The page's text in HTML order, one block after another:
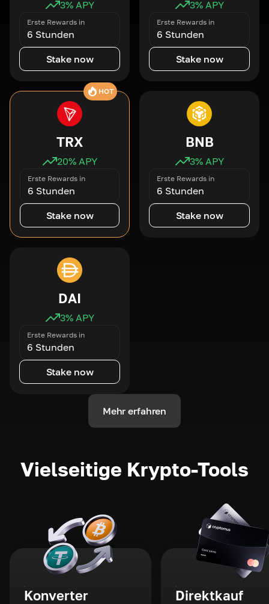
3% APY
Erste Rewards in
6 Stunden
Stake now
3% APY
Erste Rewards in
6 Stunden
Stake now
HOT
TRX
20% APY
Erste Rewards in
6 Stunden
Stake now
BNB
3% APY
Erste Rewards in
6 Stunden
Stake now
DAI
3% APY
Erste Rewards in
6 Stunden
Stake now
Mehr erfahren
Vielseitige Krypto-Tools
Konverter Direktkauf